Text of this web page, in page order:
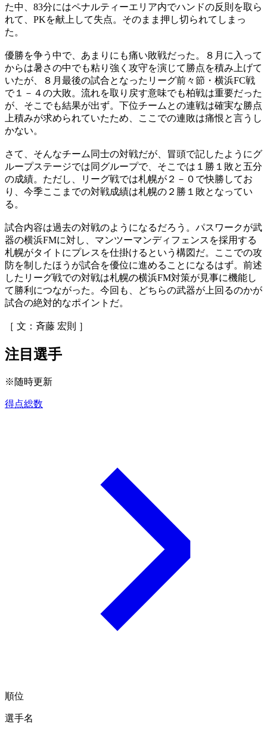
た中、83分にはペナルティーエリア内でハンドの反則を取ら
れて、PKを献上して失点。そのまま押し切られてしまっ
た。
優勝を争う中で、あまりにも痛い敗戦だった。８月に入って
からは暑さの中でも粘り強く攻守を演じて勝点を積み上げて
いたが、８月最後の試合となったリーグ前々節・横浜FC戦
で１－４の大敗。流れを取り戻す意味でも柏戦は重要だった
が、そこでも結果が出ず。下位チームとの連戦は確実な勝点
上積みが求められていたため、ここでの連敗は痛恨と言うし
かない。
さて、そんなチーム同士の対戦だが、冒頭で記したようにグ
ループステージでは同グループで、そこでは１勝１敗と五分
の成績。ただし、リーグ戦では札幌が２－０で快勝してお
り、今季ここまでの対戦成績は札幌の２勝１敗となってい
る。
試合内容は過去の対戦のようになるだろう。パスワークが武
器の横浜FMに対し、マンツーマンディフェンスを採用する
札幌がタイトにプレスを仕掛けるという構図だ。ここでの攻
防を制したほうが試合を優位に進めることになるはず。前述
したリーグ戦での対戦は札幌の横浜FM対策が見事に機能し
て勝利につながった。今回も、どちらの武器が上回るのかが
試合の絶対的なポイントだ。
［ 文：斉藤 宏則 ］
注目選手
※随時更新
得点総数
順位
選手名